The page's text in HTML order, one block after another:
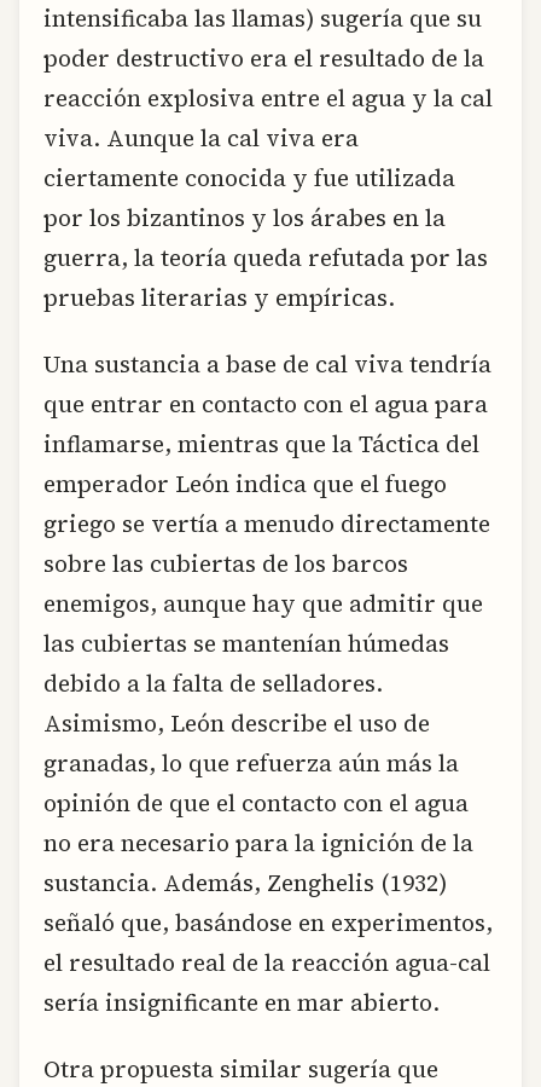
intensificaba las llamas) sugería que su
poder destructivo era el resultado de la
reacción explosiva entre el agua y la cal
viva. Aunque la cal viva era
ciertamente conocida y fue utilizada
por los bizantinos y los árabes en la
guerra, la teoría queda refutada por las
pruebas literarias y empíricas.
Una sustancia a base de cal viva tendría
que entrar en contacto con el agua para
inflamarse, mientras que la Táctica del
emperador León indica que el fuego
griego se vertía a menudo directamente
sobre las cubiertas de los barcos
enemigos, aunque hay que admitir que
las cubiertas se mantenían húmedas
debido a la falta de selladores.
Asimismo, León describe el uso de
granadas, lo que refuerza aún más la
opinión de que el contacto con el agua
no era necesario para la ignición de la
sustancia. Además, Zenghelis (1932)
señaló que, basándose en experimentos,
el resultado real de la reacción agua-cal
sería insignificante en mar abierto.
Otra propuesta similar sugería que